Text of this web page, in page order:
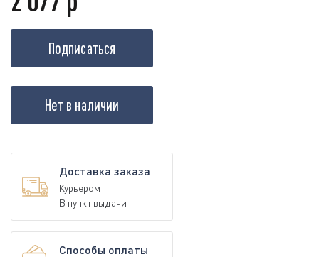
Подписаться
Нет в наличии
Доставка заказа
Курьером
В пункт выдачи
Способы оплаты